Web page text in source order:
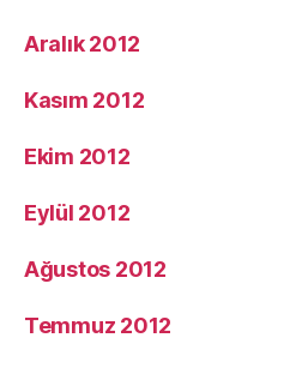
Aralık 2012
Kasım 2012
Ekim 2012
Eylül 2012
Ağustos 2012
Temmuz 2012